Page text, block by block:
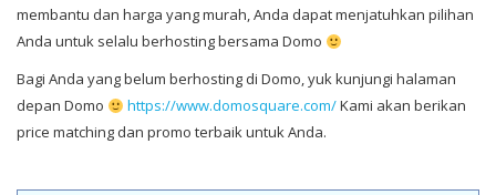
membantu dan harga yang murah, Anda dapat menjatuhkan pilihan
Anda untuk selalu berhosting bersama Domo
Bagi Anda yang belum berhosting di Domo, yuk kunjungi halaman
depan Domo
https://www.domosquare.com/Kami akan berikan
price matching dan promo terbaik untuk Anda.